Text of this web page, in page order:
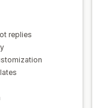
replies